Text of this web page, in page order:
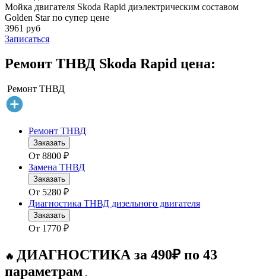
Мойка двигателя Skoda Rapid диэлектрическим составом
Golden Star по супер цене
3961 руб
Записаться
Ремонт ТНВД Skoda Rapid цена:
Ремонт ТНВД
Ремонт ТНВД
Заказать
От 8800 ₽
Замена ТНВД
Заказать
От 5280 ₽
Диагностика ТНВД дизельного двигателя
Заказать
От 1770 ₽
🔥 ДИАГНОСТИКА за 490₽ по 43
параметрам .